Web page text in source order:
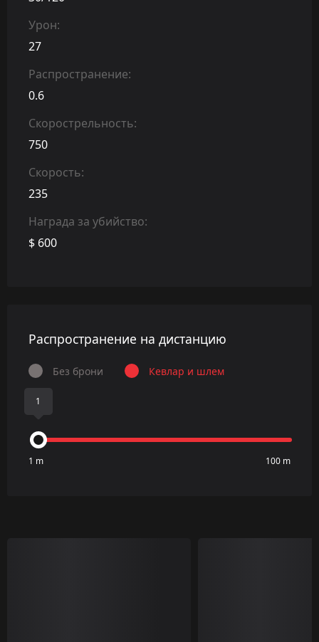
Урон:
27
Распространение:
0.6
Скорострельность:
750
Скорость:
235
Награда за убийство:
$ 600
Распространение на дистанцию
Без брони Кевлар и шлем
1
1 m 100 m